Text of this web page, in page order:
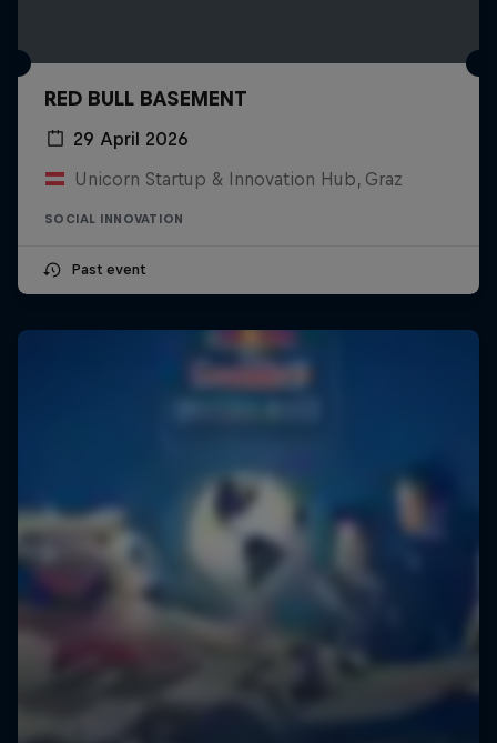
RED BULL BASEMENT
29 April 2026
Unicorn Startup & Innovation Hub, Graz
SOCIAL INNOVATION
Past event